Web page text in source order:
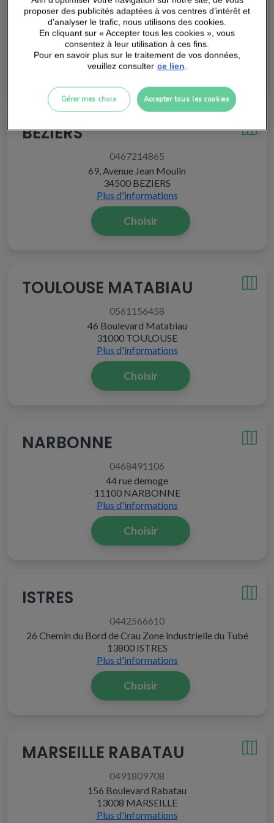
60 Rue Guillaume du Vair
13290 AIX-EN-PROVENCE
Plus d'informations
Choisir
BEZIERS
0467214865
69, Avenue Jean Moulin
34500 BEZIERS
Plus d'informations
Choisir
TOULOUSE MATABIAU
0561156458
46 Boulevard Matabiau
31000 TOULOUSE
Plus d'informations
Choisir
NARBONNE
0468491106
44 rue demoge
11100 NARBONNE
Plus d'informations
Choisir
ISTRES
0442566610
26 Chemin du Bord de Crau Zone industrielle du Tubé
13800 ISTRES
Plus d'informations
Choisir
MARSEILLE RABATAU
0491809708
156 Boulevard Rabatau
13008 MARSEILLE
Plus d'informations
proposer des publicités adaptées à vos centres d’intérêt et
d’analyser le trafic, nous utilisons des cookies.
En cliquant sur « Accepter tous les cookies », vous
consentez à leur utilisation à ces fins.
Pour en savoir plus sur le traitement de vos données,
veuillez consulter ce lien.
Accepter tous les cookies
Gérer mes choix